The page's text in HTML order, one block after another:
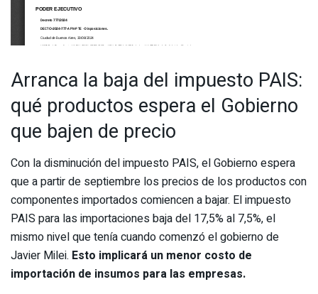
Arranca la baja del impuesto PAIS:
qué productos espera el Gobierno
que bajen de precio
Con la disminución del impuesto PAIS, el Gobierno espera
que a partir de septiembre los precios de los productos con
componentes importados comiencen a bajar. El impuesto
PAIS para las importaciones baja del 17,5% al 7,5%, el
mismo nivel que tenía cuando comenzó el gobierno de
Javier Milei. Esto implicará un menor costo de
importación de insumos para las empresas.